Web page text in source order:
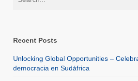
Recent Posts
Unlocking Global Opportunities –
democracia en Sudáfrica